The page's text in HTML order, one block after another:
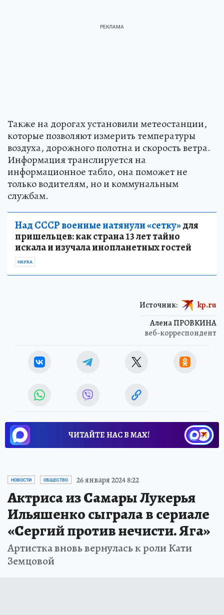
Также на дорогах установили метеостанции,
которые позволяют измерить температуры
воздуха, дорожного полотна и скорость ветра.
Информация транслируется на
информационное табло, она поможет не
только водителям, но и коммунальным
службам.
Над СССР военные натянули «сетку»для
пришельцев: как страна 13 лет тайно
искала и изучала инопланетных гостей
НАУКА
Алена ПРОВКИНА
веб-корреспондент
Источник: kp.ru
ЧИТАЙТЕ НАС В МАХ!
НОВОСТИ ОБЩЕСТВО 26 января 2024 8:22
Актриса из Самары Лукерья
Ильяшенко сыграла в сериале
«Сергий против нечисти. Яга»
Артистка вновь вернулась к роли Кати
Земцовой